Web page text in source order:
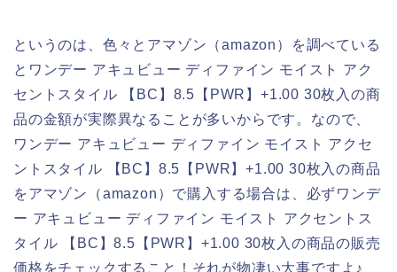
というのは、色々とアマゾン（amazon）を調べている
とワンデー アキュビュー ディファイン モイスト アク
セントスタイル 【BC】8.5【PWR】+1.00 30枚入の商
品の金額が実際異なることが多いからです。なので、
ワンデー アキュビュー ディファイン モイスト アクセ
ントスタイル 【BC】8.5【PWR】+1.00 30枚入の商品
をアマゾン（amazon）で購入する場合は、必ずワンデ
ー アキュビュー ディファイン モイスト アクセントス
タイル 【BC】8.5【PWR】+1.00 30枚入の商品の販売
価格をチェックすること！それが物凄い大事ですよ♪